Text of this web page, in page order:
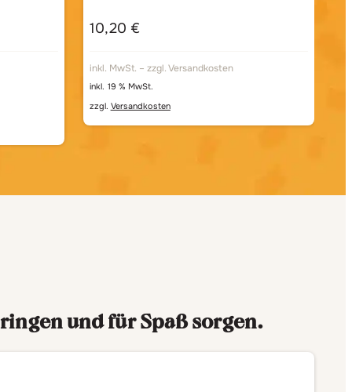
10,20 €
inkl. MwSt. – zzgl. Versandkosten
inkl. 19 % MwSt.
zzgl. Versandkosten
und für Spaß sorgen.